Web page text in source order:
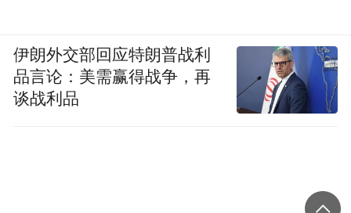
伊朗外交部回应特朗普战利
品言论：美需赢得战争，再
谈战利品